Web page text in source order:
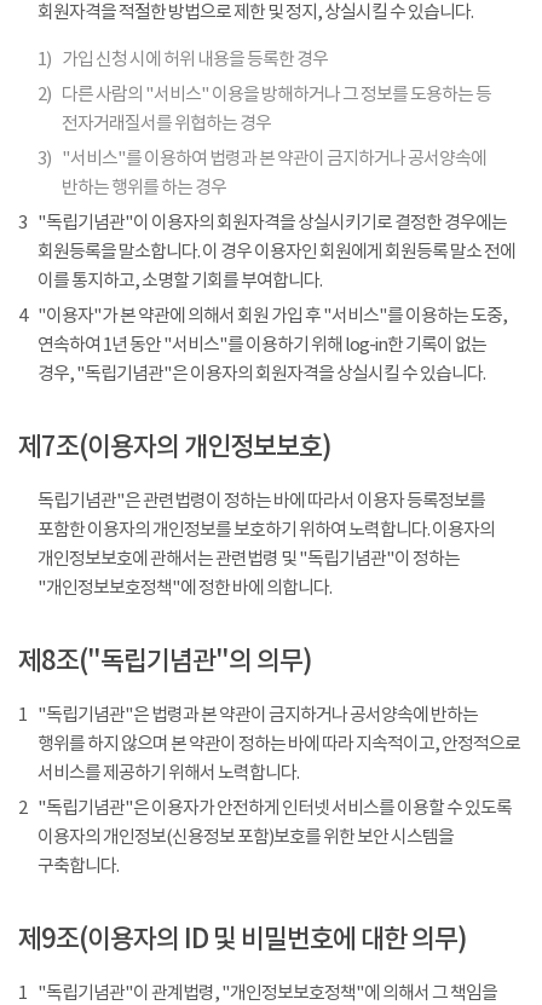
회원자격을 적절한 방법으로 제한 및 정지, 상실시킬 수 있습니다.
1) 가입 신청 시에 허위 내용을 등록한 경우
2) 다른 사람의 "서비스" 이용을 방해하거나 그 정보를 도용하는 등
전자거래질서를 위협하는 경우
3) "서비스"를 이용하여 법령과 본 약관이 금지하거나 공서양속에
반하는 행위를 하는 경우
3 "독립기념관"이 이용자의 회원자격을 상실시키기로 결정한 경우에는
회원등록을 말소합니다. 이 경우 이용자인 회원에게 회원등록 말소 전에
이를 통지하고, 소명할 기회를 부여합니다.
4
"이용자"가 본 약관에 의해서 회원 가입 후 "서비스"를 이용하는 도중,
연속하여 1년 동안 "서비스"를 이용하기 위해 log-in한 기록이 없는
경우, "독립기념관"은 이용자의 회원자격을 상실시킬 수 있습니다.
제7조(이용자의 개인정보보호)
독립기념관"은 관련법령이 정하는 바에 따라서 이용자 등록정보를
포함한 이용자의 개인정보를 보호하기 위하여 노력합니다. 이용자의
개인정보보호에 관해서는 관련법령 및 "독립기념관"이 정하는
"개인정보보호정책"에 정한 바에 의합니다.
제8조("독립기념관"의 의무)
1 "독립기념관"은 법령과 본 약관이 금지하거나 공서양속에 반하는
행위를 하지 않으며 본 약관이 정하는 바에 따라 지속적이고, 안정적으로
서비스를 제공하기 위해서 노력합니다.
2 "독립기념관"은 이용자가 안전하게 인터넷 서비스를 이용할 수 있도록
이용자의 개인정보(신용정보 포함)보호를 위한 보안 시스템을
구축합니다.
제9조(이용자의 ID 및 비밀번호에 대한 의무)
1 "독립기념관"이 관계법령, "개인정보보호정책"에 의해서 그 책임을